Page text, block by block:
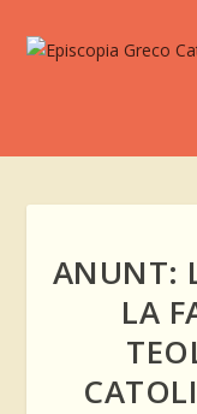
ANUNT:
LA